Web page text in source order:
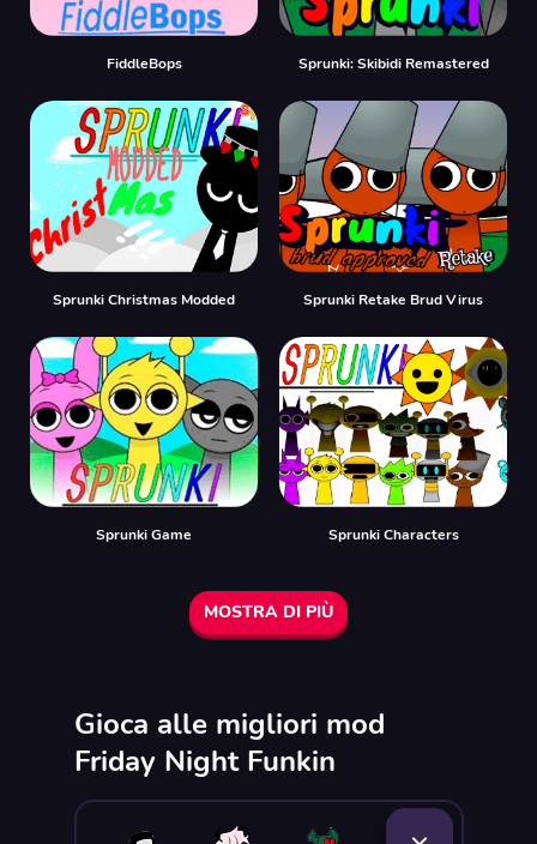
FiddleBops Sprunki: Skibidi Remastered
Sprunki Christmas Modded Sprunki Retake Brud Virus
Sprunki Game Sprunki Characters
MOSTRA DI PIÙ
Gioca alle migliori mod
Friday Night Funkin